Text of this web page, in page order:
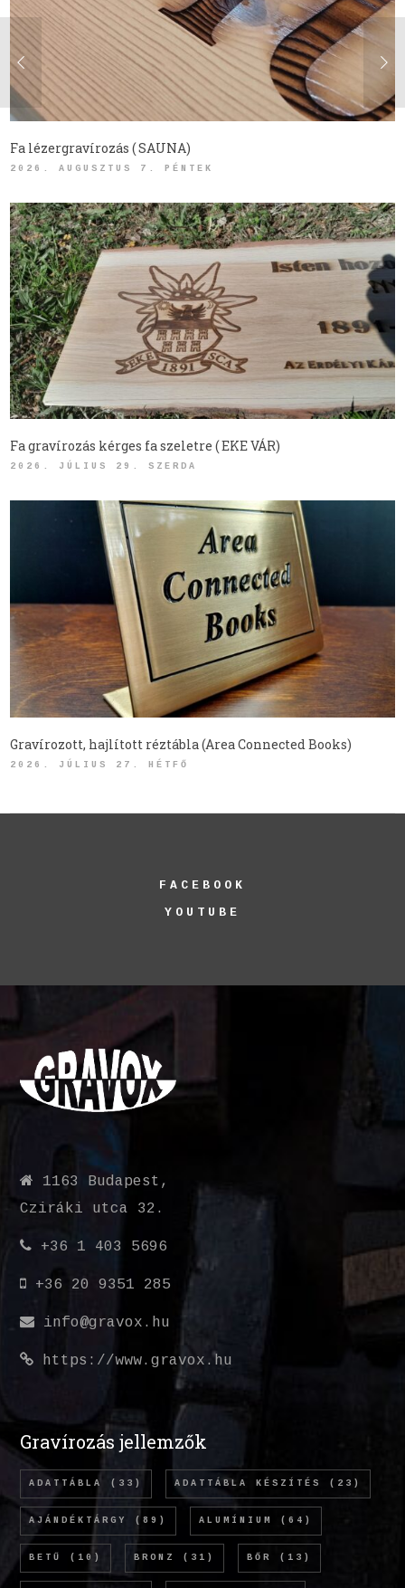
Fa lézergravírozás ( SAUNA)
2026. AUGUSZTUS 7. PÉNTEK
Fa gravírozás kérges fa szeletre ( EKE VÁR)
2026. JÚLIUS 29. SZERDA
Gravírozott, hajlított réztábla (Area Connected Books)
2026. JÚLIUS 27. HÉTFŐ
FACEBOOK
YOUTUBE
1163 Budapest,
Cziráki utca 32.
+36 1 403 5696
+36 20 9351 285
info@gravox.hu
https://www.gravox.hu
Gravírozás jellemzők
ADATTÁBLA (33) ADATTÁBLA KÉSZÍTÉS (23)
AJÁNDÉKTÁRGY (89) ALUMÍNIUM (64)
BETŰ (10) BRONZ (31) BŐR (13)